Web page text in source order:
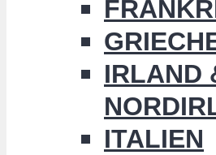
IRLAND
ITALIEN